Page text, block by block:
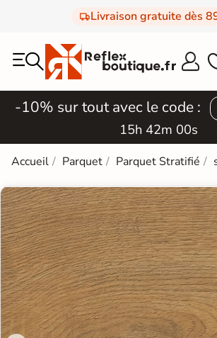
Livraison gratuite dès

-10% sur tout avec le code :
15h 41m 59s
Accueil Parquet Parquet Stratifié